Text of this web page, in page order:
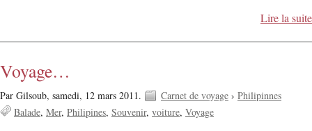
Lire la suite
Voyage…
Par Gilsoub, samedi, 12 mars 2011. Carnet de voyage › Philipinnes
Balade Mer Philipines Souvenir voiture Voyage